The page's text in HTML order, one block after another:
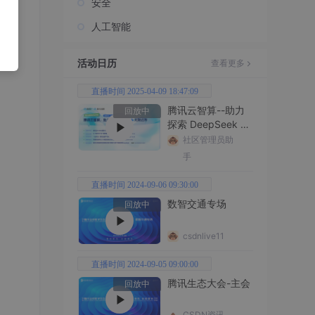
安全
人工智能
活动日历 查看更多
直播时间 2025-04-09 18:47:09
回放中
腾讯云智算--助力
探索 DeepSeek 无
限边界社区管理员助
手
直播时间 2024-09-06 09:30:00
回放中
数智交通专场
csdnlive11
直播时间 2024-09-05 09:00:00
回放中
腾讯生态大会-主会